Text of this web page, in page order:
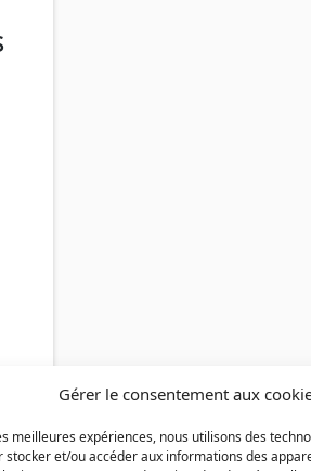
Gérer le consentement aux
meilleures expériences, nous utilisons des
stocker et/ou accéder aux informations des